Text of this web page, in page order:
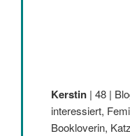
Kerstin | 48 |
interessiert,
Bookloverin,